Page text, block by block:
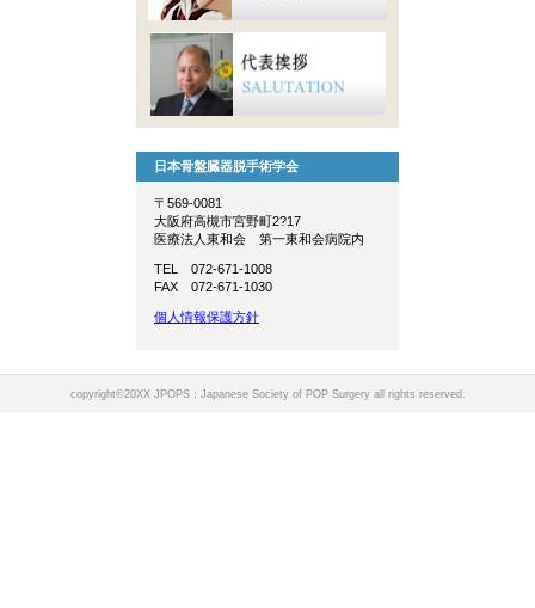
日本骨盤臓器脱手術学会
〒569-0081
大阪府高槻市宮野町2?17
医療法人東和会 第一東和会病院内
TEL 072-671-1008
FAX 072-671-1030
個人情報保護方針
copyright©20XX JPOPS：Japanese Society of POP Surgery all rights reserved.